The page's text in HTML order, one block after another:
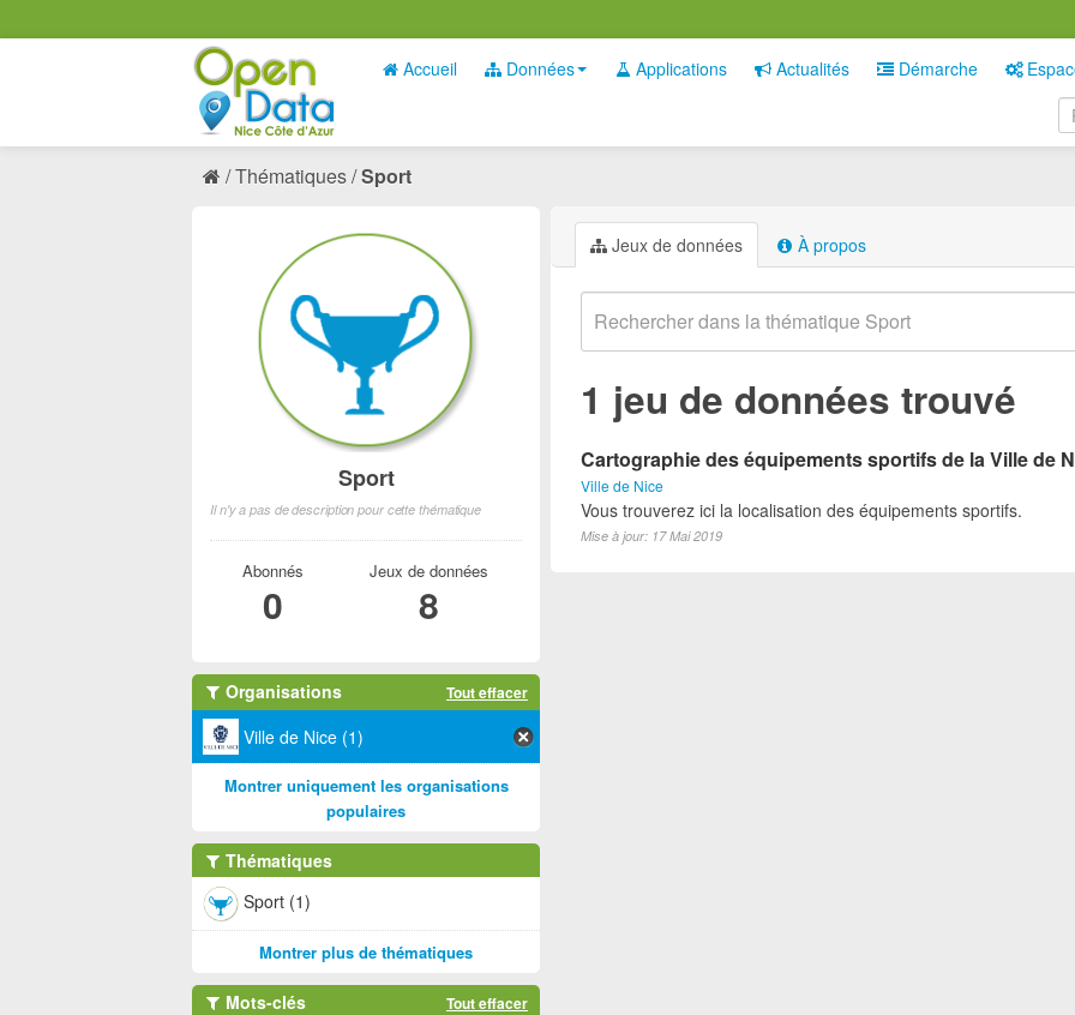
Accueil Données Applications Actualités Démarche
Thématiques Sport
Jeux de données À propos
1 jeu de données trouvé
Cartographie des équipements sportifs de la Ville de
Ville de Nice
Vous trouverez ici la localisation des équipements sportifs.
Mise à jour: 17 Mai 2019
Sport
Il n'y a pas de description pour cette thématique
Abonnés
0
Jeux de données
8
Organisations Tout effacer
Ville de Nice (1)
Montrer uniquement les organisations
populaires
Thématiques
Sport (1)
Montrer plus de thématiques
Mots-clés Tout effacer